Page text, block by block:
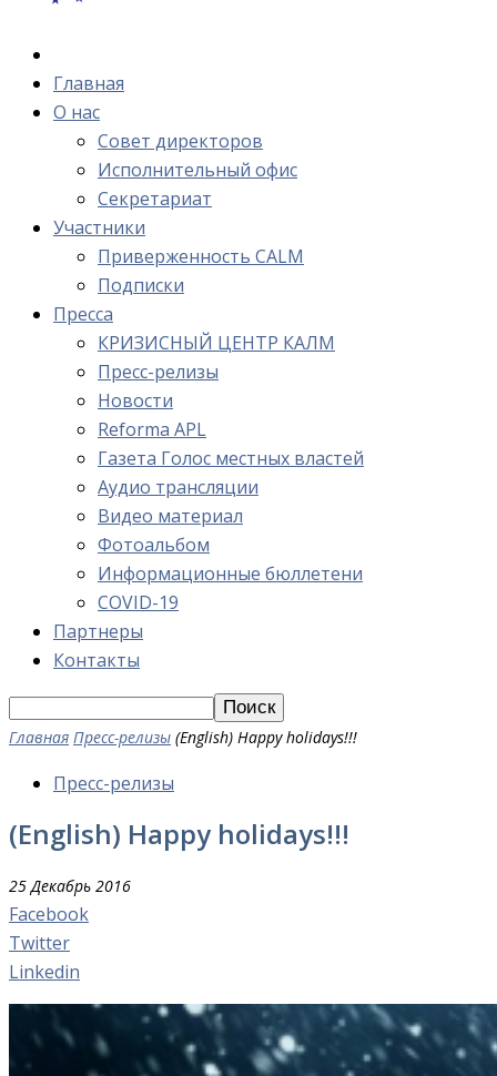
Главная
О нас
Cовет директоров
Исполнительный офис
Cекретариат
Участники
Приверженность CALM
Подписки
Пресса
КРИЗИСНЫЙ ЦЕНТР КАЛМ
Пресс-релизы
Новости
Reforma APL
Газета Голос местных властей
Аудио трансляции
Видео материал
Фотоальбом
Информационные бюллетени
COVID-19
Партнеры
Контакты
Главная Пресс-релизы (English) Happy holidays!!!
Пресс-релизы
(English) Happy holidays!!!
25 Декабрь 2016
Facebook
Twitter
Linkedin